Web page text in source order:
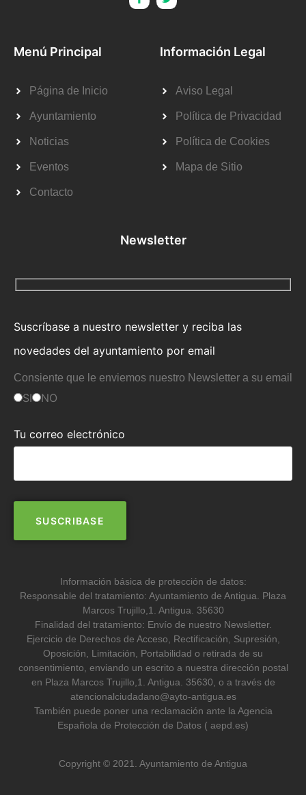
Menú Principal
Página de Inicio
Ayuntamiento
Noticias
Eventos
Contacto
Información Legal
Aviso Legal
Política de Privacidad
Política de Cookies
Mapa de Sitio
Newsletter
Suscríbase a nuestro newsletter y reciba las
novedades del ayuntamiento por email
Consiente que le enviemos nuestro Newsletter a su email
SI NO
Tu correo electrónico
Información básica de protección de datos:
Responsable del tratamiento: Ayuntamiento de Antigua. Plaza
Marcos Trujillo,1. Antigua. 35630
Finalidad del tratamiento: Envío de nuestro Newsletter.
Ejercicio de Derechos de Acceso, Rectificación, Supresión,
Oposición, Limitación, Portabilidad o retirada de su
consentimiento, enviando un escrito a nuestra dirección postal
en Plaza Marcos Trujillo,1. Antigua. 35630, o a través de
atencionalciudadano@ayto-antigua.es
También puede poner una reclamación ante la Agencia
Española de Protección de Datos ( aepd.es)
Copyright © 2021. Ayuntamiento de Antigua